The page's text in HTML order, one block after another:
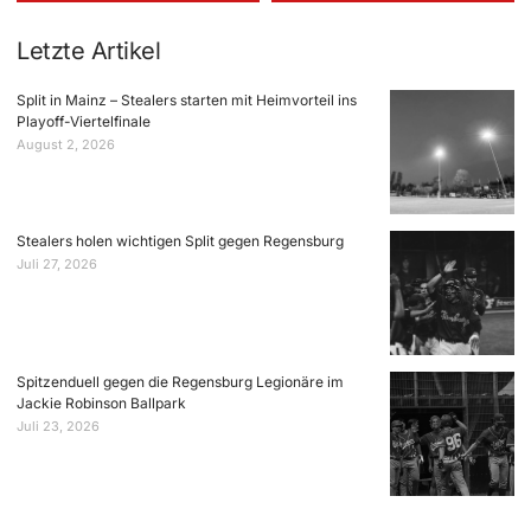
Letzte Artikel
Split in Mainz – Stealers starten mit Heimvorteil ins
Playoff-Viertelfinale
August 2, 2026
Stealers holen wichtigen Split gegen Regensburg
Juli 27, 2026
Spitzenduell gegen die Regensburg Legionäre im
Jackie Robinson Ballpark
Juli 23, 2026